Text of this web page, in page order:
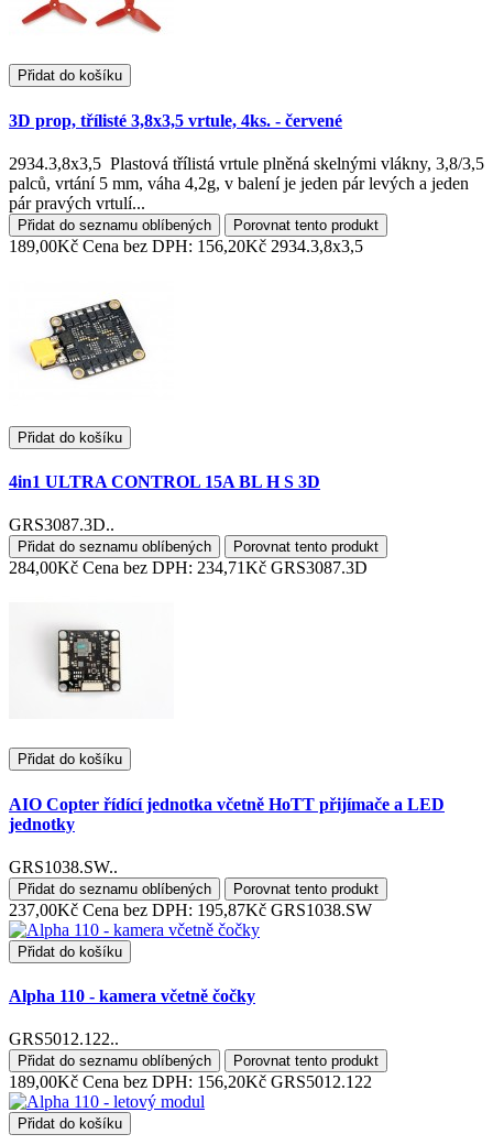
Přidat do košíku
3D prop, třílisté 3,8x3,5 vrtule, 4ks. - červené
2934.3,8x3,5 Plastová třílistá vrtule plněná skelnými vlákny, 3,8/3,5
palců, vrtání 5 mm, váha 4,2g, v balení je jeden pár levých a jeden
pár pravých vrtulí...
Přidat do seznamu oblíbených Porovnat tento produkt
189,00Kč Cena bez DPH: 156,20Kč 2934.3,8x3,5
Přidat do košíku
4in1 ULTRA CONTROL 15A BL H S 3D
GRS3087.3D..
Přidat do seznamu oblíbených Porovnat tento produkt
284,00Kč Cena bez DPH: 234,71Kč GRS3087.3D
Přidat do košíku
AIO Copter řídící jednotka včetně HoTT přijímače a LED
jednotky
GRS1038.SW..
Přidat do seznamu oblíbených Porovnat tento produkt
237,00Kč Cena bez DPH: 195,87Kč GRS1038.SW
Přidat do košíku
Alpha 110 - kamera včetně čočky
GRS5012.122..
Přidat do seznamu oblíbených Porovnat tento produkt
189,00Kč Cena bez DPH: 156,20Kč GRS5012.122
Přidat do košíku